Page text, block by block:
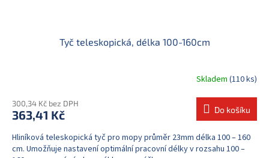
Tyč teleskopická, délka 100-160cm
Skladem (110 ks)
300,34 Kč bez DPH
363,41 Kč Do košíku
Hliníková teleskopická tyč pro mopy průměr 23mm délka 100 – 160
cm. Umožňuje nastavení optimální pracovní délky v rozsahu 100 –